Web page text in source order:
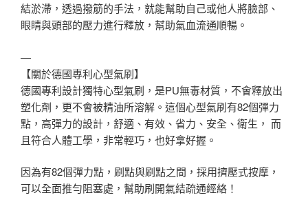
結淤滯，透過撥筋的手法，就能幫助自己或他人將臉部、
眼睛與頭部的壓力進行釋放，幫助氣血流通順暢。
—
【關於德國專利心型氣刷】
德國專利設計獨特心型氣刷，是PU無毒材質，不會釋放出
塑化劑，更不會被精油所溶解。這個心型氣刷有82個彈力
點，高彈力的設計，舒適、有效、省力、安全、衛生， 而
且符合人體工學，非常輕巧，也好拿好握。
因為有82個彈力點，刷點與刷點之間，採用擠壓式按摩，
可以全面推勻阻塞處，幫助刷開氣結疏通經絡！